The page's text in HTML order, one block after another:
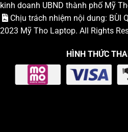
kinh doanh UBND thành phố Mỹ
Chịu trách nhiệm nội dung: BÙI
2023 Mỹ Tho Laptop. All Rights
HÌNH THỨC